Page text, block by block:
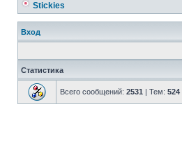
Stickies
Вход
Статистика
Всего сообщений: 2531 | Тем: 524